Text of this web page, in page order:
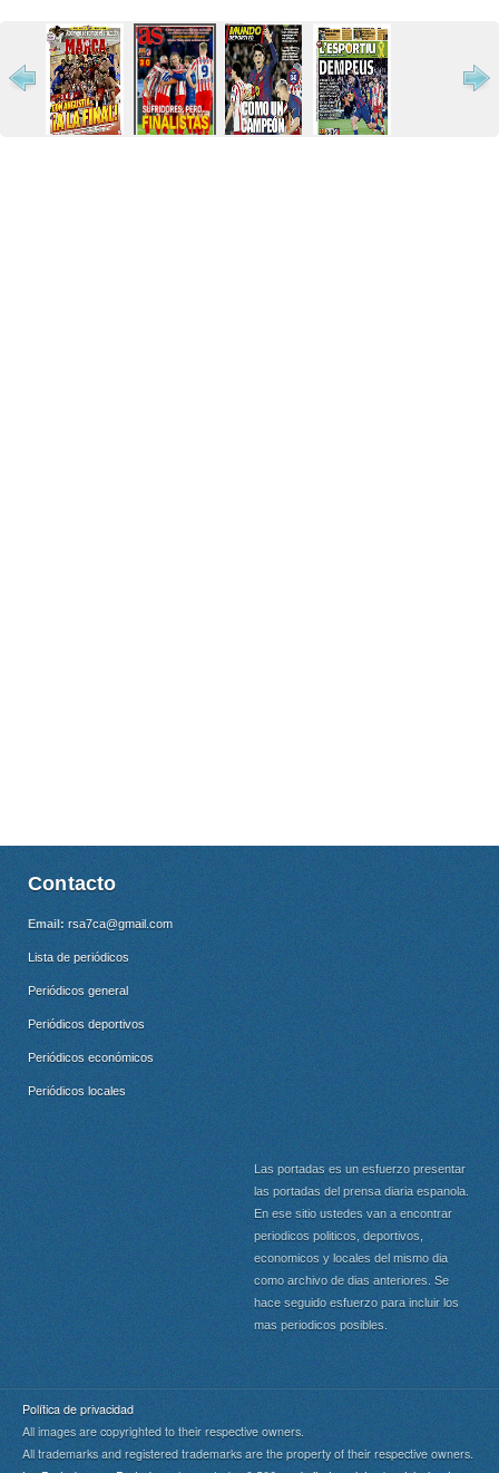
Contacto
Email: rsa7ca@gmail.com
Lista de periódicos
Periódicos general
Periódicos deportivos
Periódicos económicos
Periódicos locales
Las portadas es un esfuerzo presentar
las portadas del prensa diaria espanola.
En ese sitio ustedes van a encontrar
periodicos politicos, deportivos,
economicos y locales del mismo dia
como archivo de dias anteriores. Se
hace seguido esfuerzo para incluir los
mas periodicos posibles.
Política de privacidad
All images are copyrighted to their respective owners.
All trademarks and registered trademarks are the property of their respective owners.